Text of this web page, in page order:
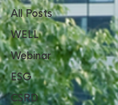
All Posts
WELL
Webinar
ESG
CSRD